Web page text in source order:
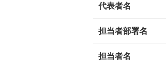
代表者名
担当者部署名
担当者名